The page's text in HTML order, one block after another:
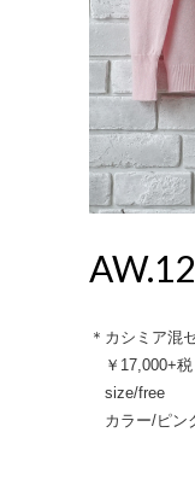
＊カシミア混
￥17,000+税
size/free
カラー/ピン